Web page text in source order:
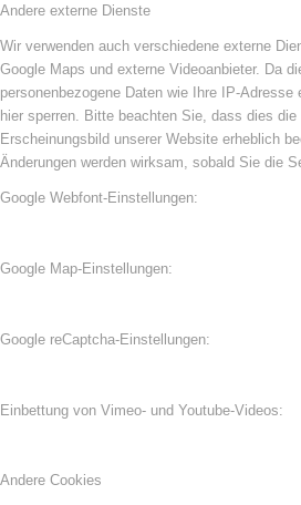
Andere externe Dienste
Wir verwenden auch verschiedene externe
Google Maps und externe Videoanbieter. Da
personenbezogene Daten wie Ihre IP-
hier sperren. Bitte beachten Sie, dass dies
Erscheinungsbild unserer Website erheblich
Änderungen werden wirksam, sobald Sie die
Google Webfont-Einstellungen:
Google Map-Einstellungen:
Google reCaptcha-Einstellungen:
Einbettung von Vimeo- und Youtube-Videos:
Andere Cookies